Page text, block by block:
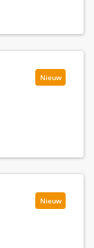
Nieuw
Nieuw